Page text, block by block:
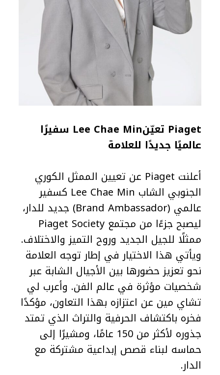
Piaget تعيّنLee Chae Min سفيرًا
عالميًا جديدًا للعلامة
أعلنت Piaget عن تعيين الممثل الكوري
الجنوبي الشاب Lee Chae Min كسفير
عالمي (Brand Ambassador) جديد للدار،
ليصبح جزءًا من مجتمع Piaget Society
ممثلًا للجيل الجديد وروح التميز والاختلاف.
ويأتي هذا الاختيار في إطار توجه العلامة
نحو تعزيز حضورها بين الأجيال الشابة عبر
شخصيات مؤثرة في عالم الفن. وأعرب لي
تشاي مين عن اعتزازه بهذا التعاون، مؤكدًا
فخره باكتشاف الحرفية والتراث الذي تمتد
جذوره لأكثر من 150 عامًا، ومشيرًا إلى
حماسه لبناء قصص إبداعية مشتركة مع
الدار.